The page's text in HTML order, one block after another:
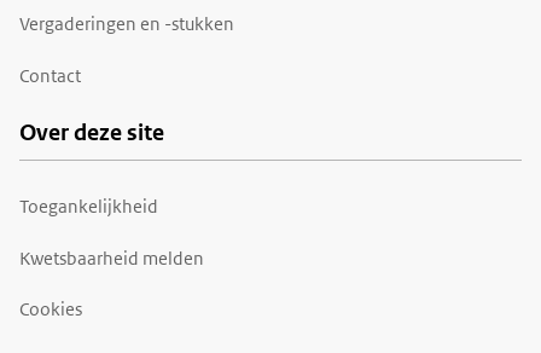
Vergaderingen en -stukken
Contact
Over deze site
Toegankelijkheid
Kwetsbaarheid melden
Cookies